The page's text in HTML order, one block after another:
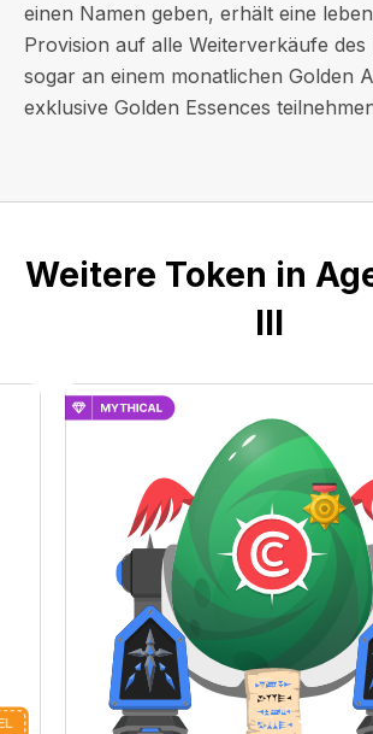
einen Namen geben, erhält eine
Provision auf alle Weiterverkäufe des
sogar an einem monatlichen Golden
exklusive Golden Essences
Weitere Token in
III